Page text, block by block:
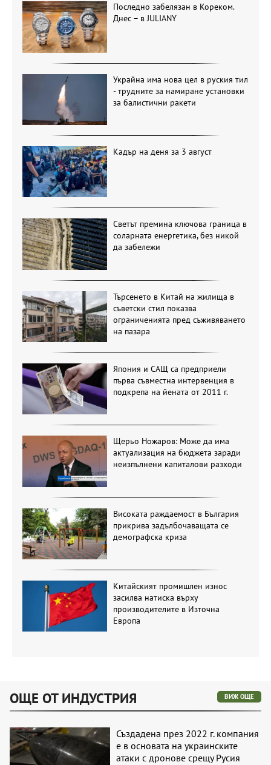
Последно забелязан в Кореком.
Днес – в JULIANY
Украйна има нова цел в руския тил
- трудните за намиране установки
за балистични ракети
Кадър на деня за 3 август
Светът премина ключова граница в
соларната енергетика, без никой
да забележи
Търсенето в Китай на жилища в
съветски стил показва
ограниченията пред съживяването
на пазара
Япония и САЩ са предприели
първа съвместна интервенция в
подкрепа на йената от 2011 г.
Щерьо Ножаров: Може да има
актуализация на бюджета заради
неизпълнени капиталови разходи
Високата раждаемост в България
прикрива задълбочаващата се
демографска криза
Китайският промишлен износ
засилва натиска върху
производителите в Източна
Европа
ОЩЕ ОТ ИНДУСТРИЯ ВИЖ ОЩЕ
Създадена през 2022 г. компания
е в основата на украинските
атаки с дронове срещу Русия